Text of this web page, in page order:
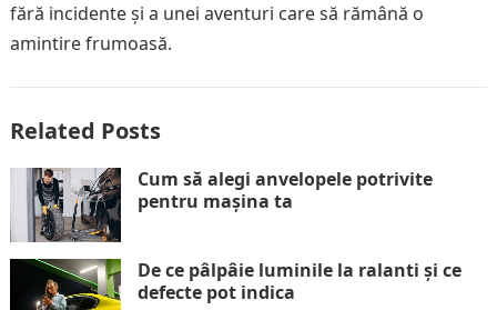
fără incidente și a unei aventuri care să rămână o
amintire frumoasă.
Related Posts
Cum să alegi anvelopele potrivite
pentru mașina ta
De ce pâlpâie luminile la ralanti și ce
defecte pot indica